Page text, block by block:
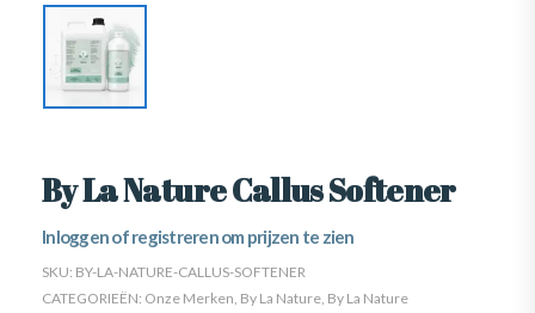
By La Nature Callus Softener
Inloggen of registreren om prijzen te zien
SKU: BY-LA-NATURE-CALLUS-SOFTENER
CATEGORIEËN: Onze Merken By La Nature By La Nature